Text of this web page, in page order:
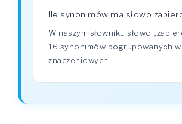
Ile synonimów ma słowo
W naszym słowniku słowo
16 synonimów pogrupowanych w
znaczeniowych.